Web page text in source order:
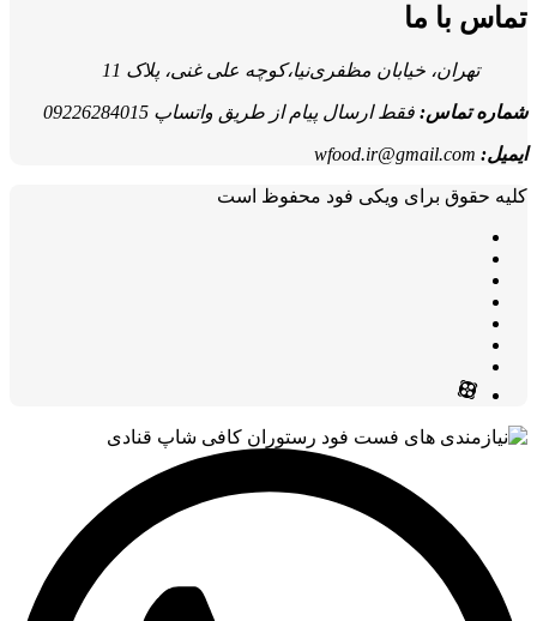
تماس با ما
تهران، خیابان مظفری‌نیا،کوچه علی غنی، پلاک 11
شماره تماس: فقط ارسال پیام از طریق واتساپ 09226284015
ایمیل: wfood.ir@gmail.com
کلیه حقوق برای ویکی فود محفوظ است